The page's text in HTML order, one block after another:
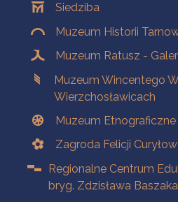
Siedziba
Muzeum Historii
Muzeum Ratusz -
Muzeum Wincentego
Wierzchosławicach
Muzeum Etnograficzne
Zagroda Felicji
Regionalne Centrum
bryg. Zdzisława Baszaka